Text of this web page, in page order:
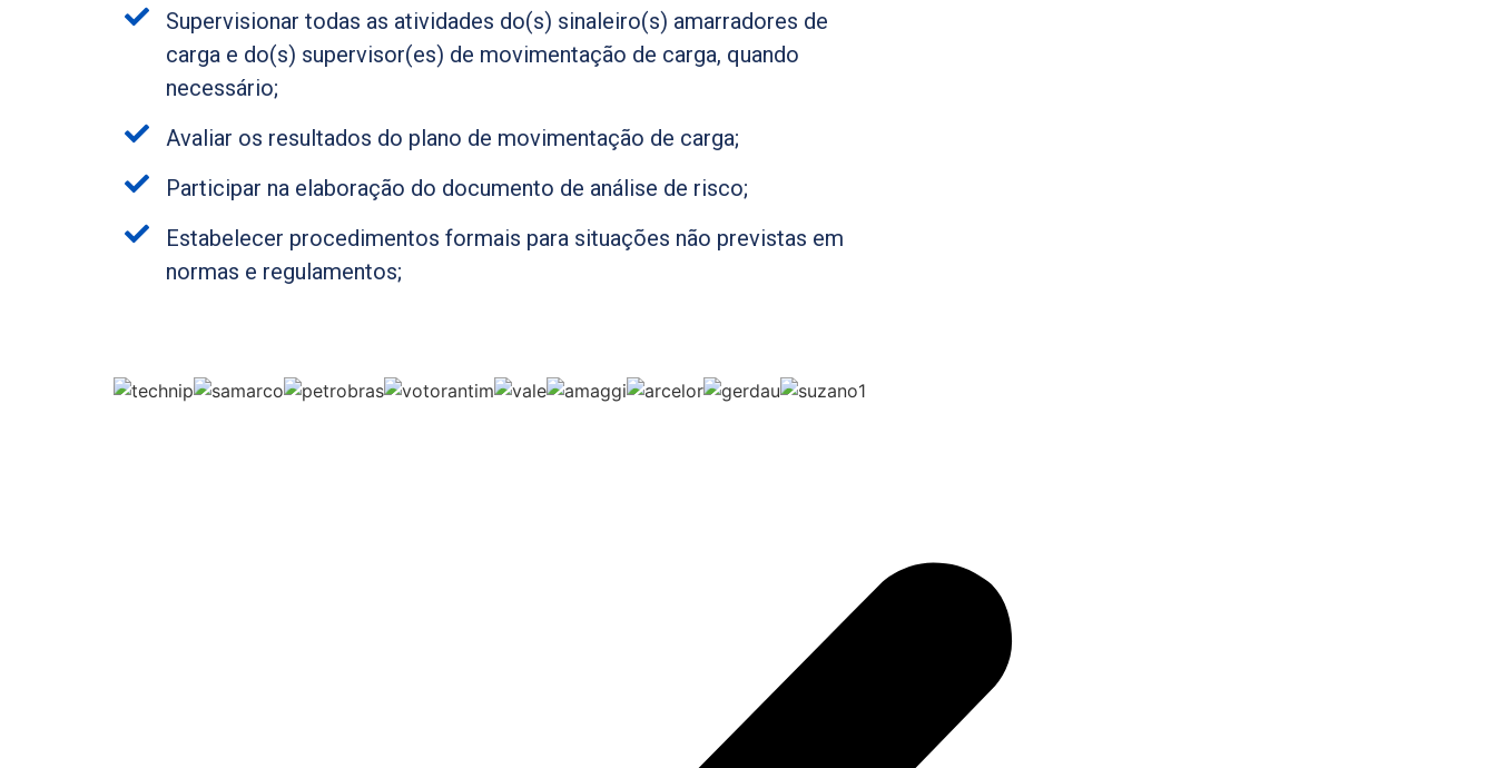
Supervisionar todas as atividades do(s) sinaleiro(s) amarradores de
carga e do(s) supervisor(es) de movimentação de carga, quando
necessário;
Avaliar os resultados do plano de movimentação de carga;
Participar na elaboração do documento de análise de risco;
Estabelecer procedimentos formais para situações não previstas em
normas e regulamentos;